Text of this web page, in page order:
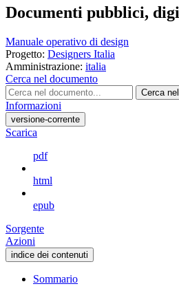
Documenti pubblici,
Manuale operativo di design
Progetto: Designers Italia
Amministrazione: italia
Cerca nel documento
Cerca
Informazioni
versione-corrente
Scarica
pdf
html
epub
Sorgente
Azioni
indice dei contenuti
Sommario